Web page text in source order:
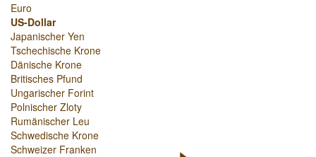
Euro
US-Dollar
Japanischer Yen
Tschechische Krone
Dänische Krone
Britisches Pfund
Ungarischer Forint
Polnischer Zloty
Rumänischer Leu
Schwedische Krone
Schweizer Franken